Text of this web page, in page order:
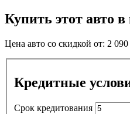
Купить этот авто
Цена авто со скидкой от: 2
Кредитные
Срок кредитования